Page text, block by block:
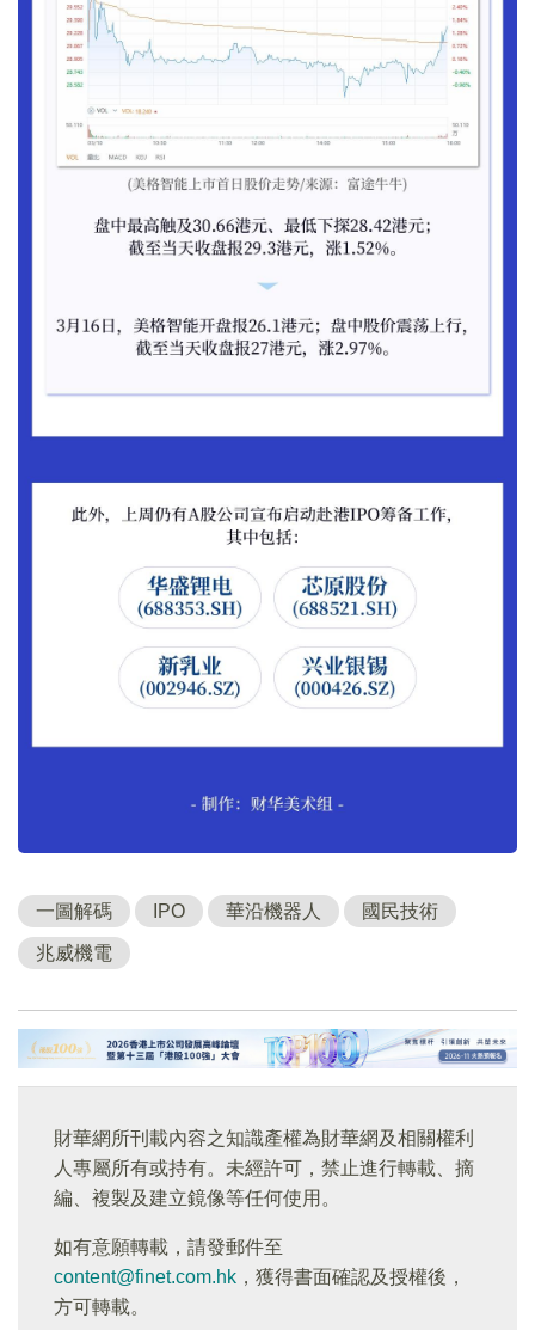
一圖解碼 IPO 華沿機器人 國民技術
兆威機電
財華網所刊載內容之知識產權為財華網及相關權利
人專屬所有或持有。未經許可，禁止進行轉載、摘
編、複製及建立鏡像等任何使用。
如有意願轉載，請發郵件至
content@finet.com.hk ，獲得書面確認及授權後，
方可轉載。